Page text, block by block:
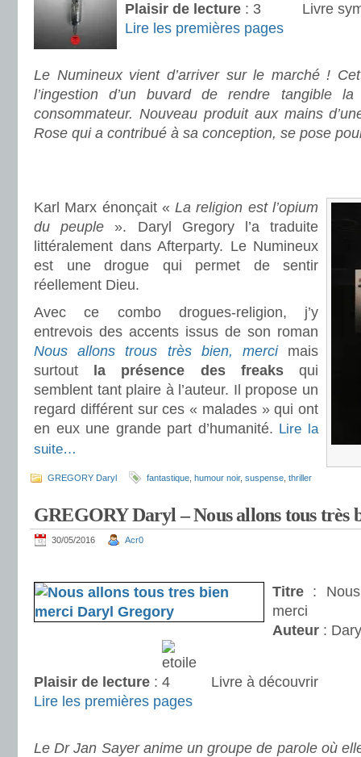
Plaisir de lecture :
Livre
Lire les premières pages
Le Numineux vient d’arriver sur le marché !
l’ingestion d’un buvard de rendre tangible
consommateur. Nouveau produit aux mains
Rose qui a contribué à sa conception, se pose
Karl Marx énonçait « La religion est l’opium
du peuple ». Daryl Gregory l’a traduite
littéralement dans Afterparty. Le Numineux
est une drogue qui permet de sentir
réellement Dieu.
Avec ce combo drogues-religion, j’y
entrevois des accents issus de son roman
Nous allons trous très bien, mercimais
surtout
la présence des freaksqui
semblent tant plaire à l’auteur. Il propose un
regard différent sur ces « malades » qui ont
en eux une grande part d’humanité. Lire la
suite…
GREGORY Daryl fantastique humour noir, suspense thriller
GREGORY Daryl – Nous allons tous très
30/05/2016 Acr0
Titre :
merci
Auteur :
Plaisir de lecture :
Livre à découvrir
Lire les premières pages
Le Dr Jan Sayer anime un groupe de parole où